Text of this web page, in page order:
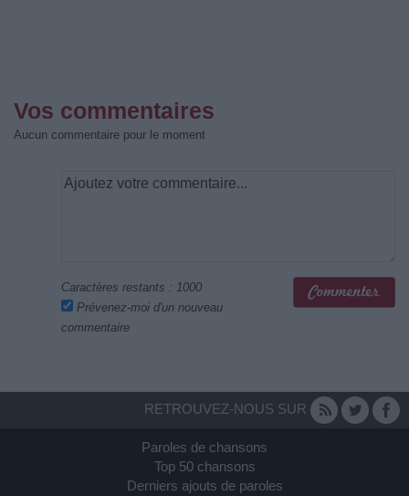
Vos commentaires
Aucun commentaire pour le moment
Caractères restants : 1000
Prévenez-moi d'un nouveau
commentaire
RETROUVEZ-NOUS SUR
Paroles de chansons
Top 50 chansons
Derniers ajouts de paroles